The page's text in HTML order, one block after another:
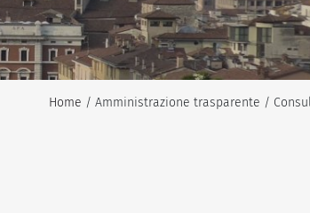
Home / Amministrazione trasparente /